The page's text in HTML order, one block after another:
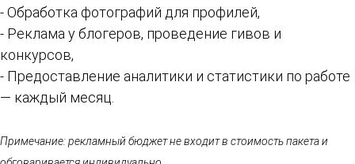
- Обработка фотографий для профилей,
- Реклама у блогеров, проведение гивов и
конкурсов,
- Предоставление аналитики и статистики по работе
— каждый месяц.
Примечание: рекламный бюджет не входит в стоимость пакета и